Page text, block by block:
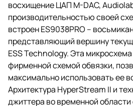
восхищение ЦАП M-DAC,
производительностью своей
встроен ES9038PRO –
представляющий вершину
ESS Technology. Эта
фирменной схемой обвязки,
максимально использовать ее
Архитектура HyperStream II и
джиттера во временной